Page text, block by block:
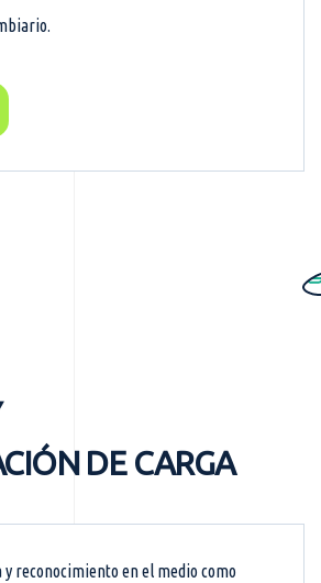
DE CARGA
reconocimiento en el medio como